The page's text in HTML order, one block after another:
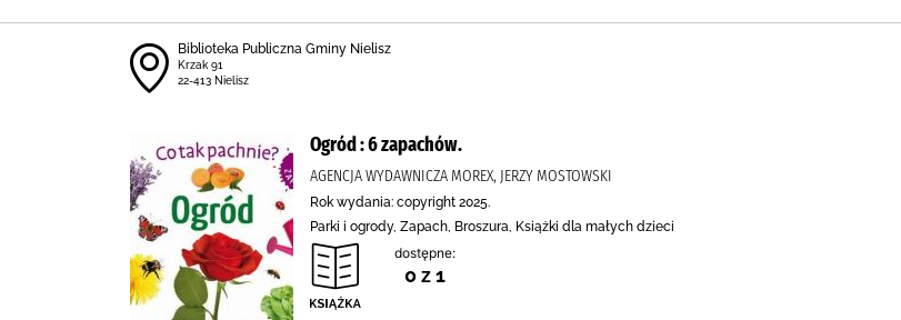
Biblioteka Publiczna Gminy Nielisz
Krzak 91
22-413 Nielisz
Ogród : 6 zapachów.
AGENCJA WYDAWNICZA MOREX, JERZY MOSTOWSKI
Rok wydania: copyright 2025.
Parki i ogrody, Zapach, Broszura, Książki dla małych dzieci
dostępne:
0 z 1